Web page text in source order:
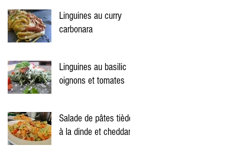
Linguines au curry
carbonara
Linguines au basilic
oignons et tomates
Salade de pâtes tiède
à la dinde et cheddar